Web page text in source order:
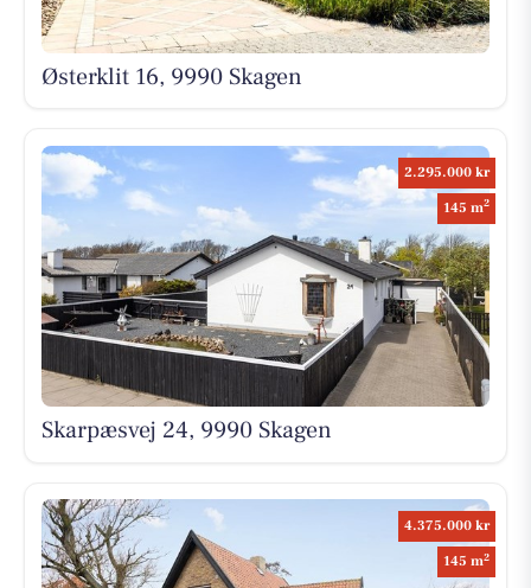
Østerklit 16, 9990 Skagen
2.295.000 kr
145 m2
Skarpæsvej 24, 9990 Skagen
4.375.000 kr
145 m2